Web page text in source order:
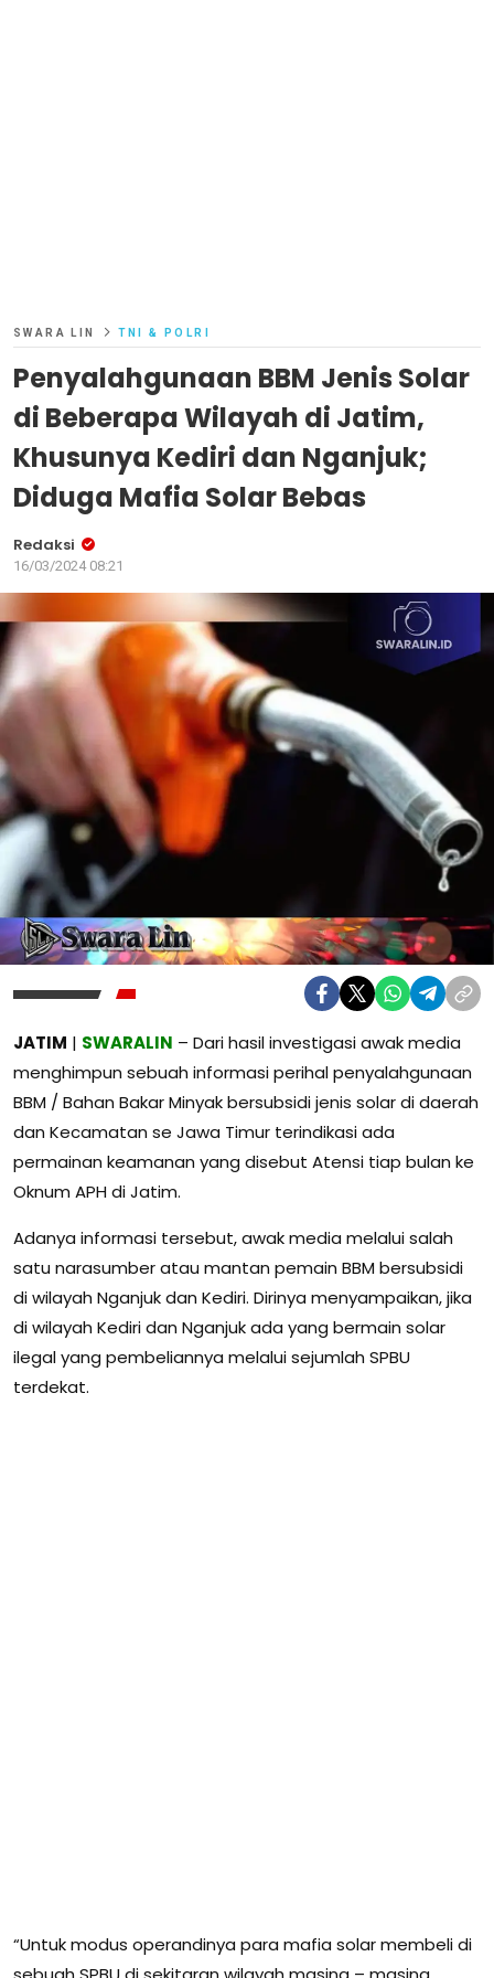
SWARA LIN TNI & POLRI
Penyalahgunaan BBM Jenis Solar
di Beberapa Wilayah di Jatim,
Khusunya Kediri dan Nganjuk;
Diduga Mafia Solar Bebas
Redaksi
16/03/2024 08:21
JATIM | SWARALIN – Dari hasil investigasi awak media
menghimpun sebuah informasi perihal penyalahgunaan
BBM / Bahan Bakar Minyak bersubsidi jenis solar di daerah
dan Kecamatan se Jawa Timur terindikasi ada
permainan keamanan yang disebut Atensi tiap bulan ke
Oknum APH di Jatim.
Adanya informasi tersebut, awak media melalui salah
satu narasumber atau mantan pemain BBM bersubsidi
di wilayah Nganjuk dan Kediri. Dirinya menyampaikan, jika
di wilayah Kediri dan Nganjuk ada yang bermain solar
ilegal yang pembeliannya melalui sejumlah SPBU
terdekat.
“Untuk modus operandinya para mafia solar membeli di